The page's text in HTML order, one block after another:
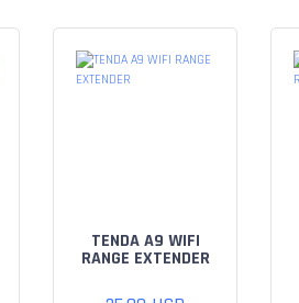
TENDA A9 WIFI
RANGE EXTENDER